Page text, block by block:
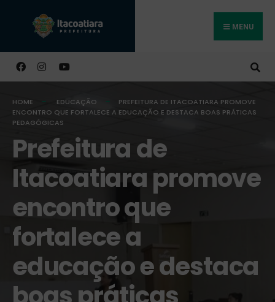
MENU
HOME EDUCAÇÃO
PREFEITURA DE ITACOATIARA PROMOVE
ENCONTRO QUE FORTALECE A EDUCAÇÃO E DESTACA BOAS PRÁTICAS
PEDAGÓGICAS
Prefeitura de
Itacoatiara promove
encontro que
fortalece a
educação e destaca
Buscar